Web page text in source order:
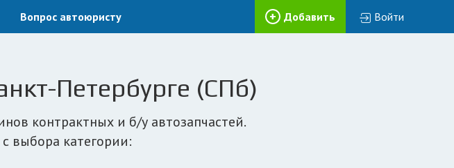
Вопрос автоюристу Добавить Войти
Петербурге (СПб)
контрактных и б/у автозапчастей.
выбора категории: